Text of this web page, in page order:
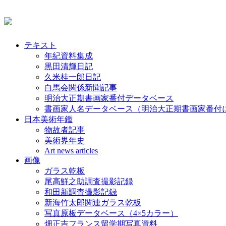
テキスト
年紀資料集成
黒田清輝日記
久米桂一郎日記
白馬会関係新聞記事
明治大正期書画家番付データベース
書画家人名データベース（明治大正期書画家番付
日本美術年鑑
物故者記事
美術界年史
Art news articles
画像
ガラス乾板
尾高鮮之助調査撮影記録
和田新調査撮影記録
新海竹太郎関連ガラス乾板
写真原板データベース（4×5カラー）
畑正吉フランス留学期写真資料